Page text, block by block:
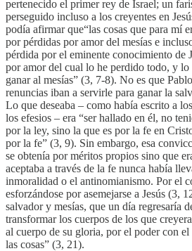
pertenecido el primer rey de Israel; un
perseguido incluso a los creyentes en
podía afirmar que“las cosas que para mí
por pérdidas por amor del mesías e
pérdida por el eminente conocimiento de
por amor del cual lo he perdido todo, y lo
ganar al mesías” (3, 7-8). No es que
renuncias iban a servirle para ganar la
Lo que deseaba – como había escrito a
los efesios – era “ser hallado en él, no
por la ley, sino la que es por la fe en
por la fe” (3, 9). Sin embargo, esa
se obtenía por méritos propios sino que
aceptaba a través de la fe nunca había
inmoralidad o el antinomianismo. Por el
esforzándose por asemejarse a Jesús (3,
salvador y mesías, que un día regresaría
transformar los cuerpos de los que
al cuerpo de su gloria, por el poder con el
las cosas” (3, 21).